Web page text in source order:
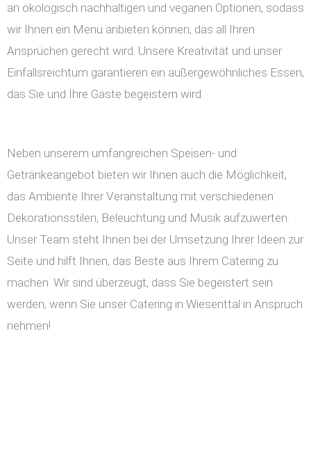
an ökologisch nachhaltigen und veganen Optionen, sodass
wir Ihnen ein Menü anbieten können, das all Ihren
Ansprüchen gerecht wird. Unsere Kreativität und unser
Einfallsreichtum garantieren ein außergewöhnliches Essen,
das Sie und Ihre Gäste begeistern wird.
Neben unserem umfangreichen Speisen- und
Getränkeangebot bieten wir Ihnen auch die Möglichkeit,
das Ambiente Ihrer Veranstaltung mit verschiedenen
Dekorationsstilen, Beleuchtung und Musik aufzuwerten.
Unser Team steht Ihnen bei der Umsetzung Ihrer Ideen zur
Seite und hilft Ihnen, das Beste aus Ihrem Catering zu
machen. Wir sind überzeugt, dass Sie begeistert sein
werden, wenn Sie unser Catering in Wiesenttal in Anspruch
nehmen!